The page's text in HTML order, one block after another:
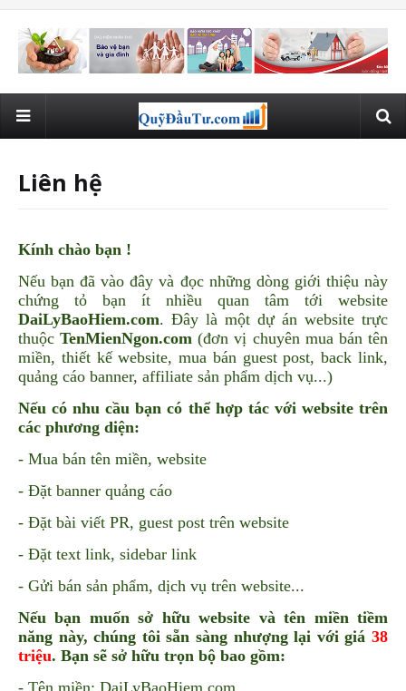
Liên hệ
Kính chào bạn !
Nếu bạn đã vào đây và đọc những dòng giới thiệu này
chứng tỏ bạn ít nhiều quan tâm tới website
DaiLyBaoHiem.com. Đây là một dự án website trực
thuộcTenMienNgon.com (đơn vị chuyên mua bán tên
miền, thiết kế website, mua bán guest post, back link,
quảng cáo banner, affiliate sản phẩm dịch vụ...)
Nếu có nhu cầu bạn có thể hợp tác với website trên
các phương diện:
- Mua bán tên miền, website
- Đặt banner quảng cáo
- Đặt bài viết PR, guest post trên website
- Đặt text link, sidebar link
- Gửi bán sản phẩm, dịch vụ trên website...
Nếu bạn muốn sở hữu website và tên miền tiềm
năng này, chúng tôi sẵn sàng nhượng lại với giá 38
triệu. Bạn sẽ sở hữu trọn bộ bao gồm: